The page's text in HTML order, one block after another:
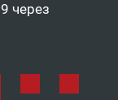
через